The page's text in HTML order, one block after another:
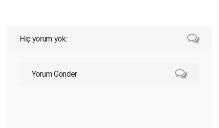
Hiç yorum yok:
Yorum Gönder